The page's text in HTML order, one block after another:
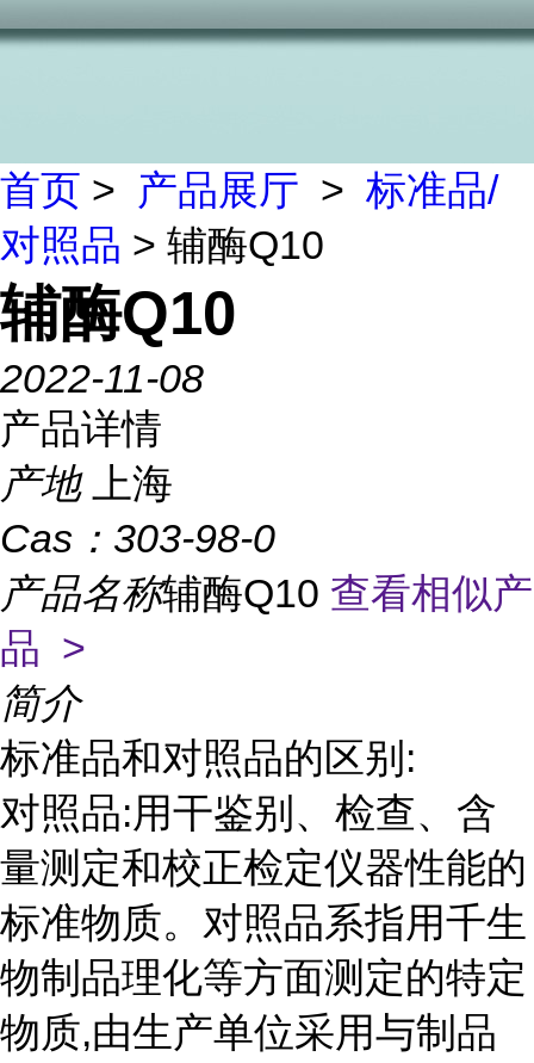
首页 > 产品展厅 > 标准品/
对照品 > 辅酶Q10
辅酶Q10
2022-11-08
产品详情
产地
上海
Cas： 303-98-0
产品名称辅酶Q10 查看相似产
品 >
简介
标准品和对照品的区别:
对照品:用干鉴别、检查、含
量测定和校正检定仪器性能的
标准物质。对照品系指用千生
物制品理化等方面测定的特定
物质,由生产单位采用与制品